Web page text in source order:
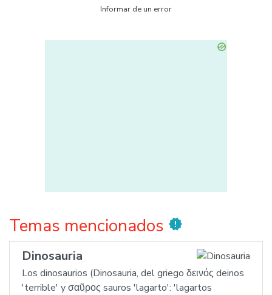
Informar de un error
Temas mencionados new_releases
Dinosauria
Los dinosaurios (Dinosauria, del griego δεινός deinos
'terrible' y σαῦρος sauros 'lagarto': 'lagartos